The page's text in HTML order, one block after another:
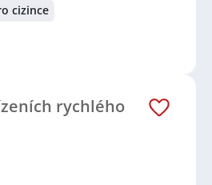
cizince
rychlého